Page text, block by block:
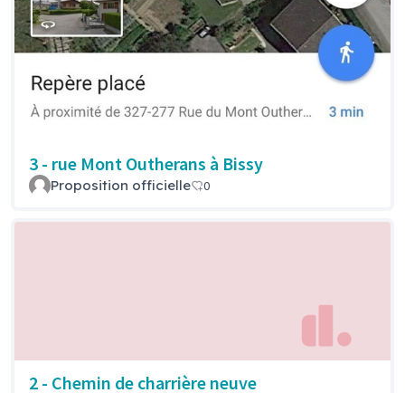
3 - rue Mont Outherans à Bissy
Proposition officielle 0
2 - Chemin de charrière neuve